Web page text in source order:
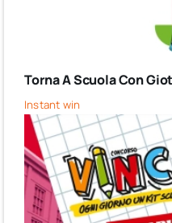
Torna A Scuola Con
Instant win